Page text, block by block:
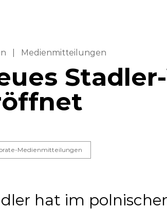
Medienmitteilungen
Medienmitteilungen
hat im